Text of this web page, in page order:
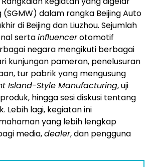
(SGMW) dalam rangka Beijing Auto
di Beijing dan Liuzhou. Sejumlah
sertainfluencerotomotif
negara mengikuti berbagai
kunjungan pameran, penelusuran
tur pabrik yang mengusung
Island-Style Manufacturing, uji
hingga sesi diskusi tentang
Lebih lagi, kegiatan ini
yang lebih lengkap
media,dealer, dan pengguna